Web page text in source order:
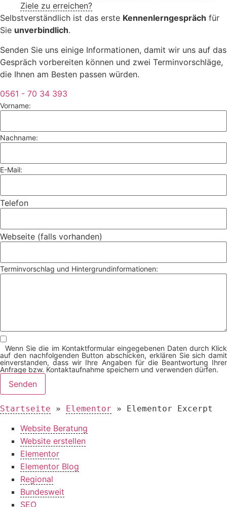
Ziele zu erreichen?
Selbstverständlich ist das erste Kennenlerngespräch für
Sie unverbindlich.
Senden Sie uns einige Informationen, damit wir uns auf das
Gespräch vorbereiten können und zwei Terminvorschläge,
die Ihnen am Besten passen würden.
0561 - 70 34 393
Vorname:
Nachname:
E-Mail:
Telefon
Webseite (falls vorhanden)
Terminvorschlag und Hintergrundinformationen:
Wenn Sie die im Kontaktformular eingegebenen Daten durch Klick
auf den nachfolgenden Button abschicken, erklären Sie sich damit
einverstanden, dass wir Ihre Angaben für die Beantwortung Ihrer
Anfrage bzw. Kontaktaufnahme speichern und verwenden dürfen.
Senden
Startseite » Elementor » Elementor Excerpt
Website Beratung
Website erstellen
Elementor
Elementor Blog
Regional
Bundesweit
SEO